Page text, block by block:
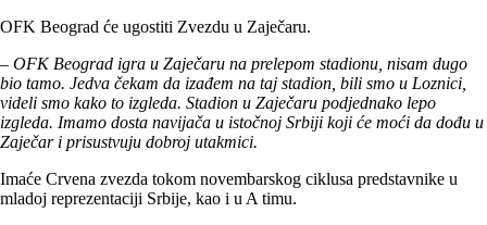
OFK Beograd će ugostiti Zvezdu u Zaječaru.
– OFK Beograd igra u Zaječaru na prelepom stadionu, nisam dugo
bio tamo. Jedva čekam da izađem na taj stadion, bili smo u Loznici,
videli smo kako to izgleda. Stadion u Zaječaru podjednako lepo
izgleda. Imamo dosta navijača u istočnoj Srbiji koji će moći da dođu u
Zaječar i prisustvuju dobroj utakmici.
Imaće Crvena zvezda tokom novembarskog ciklusa predstavnike u
mladoj reprezentaciji Srbije, kao i u A timu.